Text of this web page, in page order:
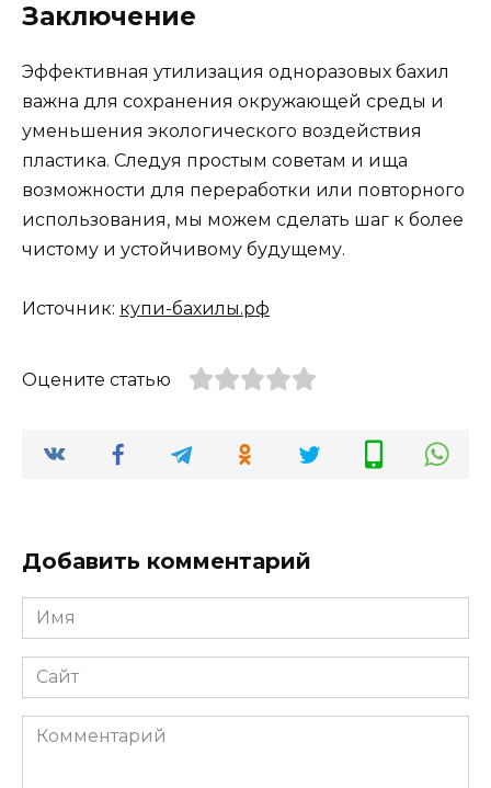
Заключение
Эффективная утилизация одноразовых бахил
важна для сохранения окружающей среды и
уменьшения экологического воздействия
пластика. Следуя простым советам и ища
возможности для переработки или повторного
использования, мы можем сделать шаг к более
чистому и устойчивому будущему.
Источник: купи-бахилы.рф
Оцените статью
Добавить комментарий
Имя
*
Сайт
Комментарий